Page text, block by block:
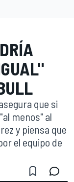
que si
menos" al
y piensa que
el equipo de